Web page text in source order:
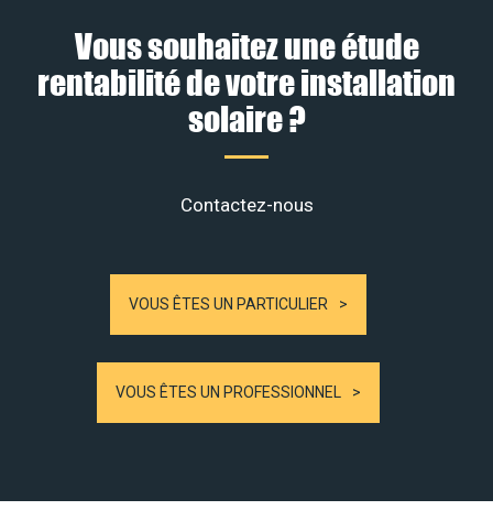
Vous souhaitez une étude
rentabilité de votre installation
solaire ?
Contactez-nous
VOUS ÊTES UN PARTICULIER
VOUS ÊTES UN PROFESSIONNEL